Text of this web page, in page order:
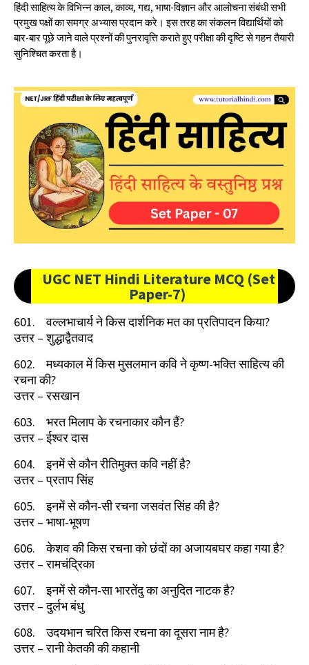
हिंदी साहित्य के विभिन्न काल, काव्य, गद्य, भाषा-विज्ञान और आलोचना संबंधी सभी
प्रमुख पक्षों का समग्र अभ्यास प्रदान करे। इस तरह का संकलन विद्यार्थियों को
बार-बार पूछे जाने वाले प्रश्नों की पुनरावृत्ति कराते हुए परीक्षा की दृष्टि से गहन तैयारी
सुनिश्चित करता है।
UGC NET Hindi Literature MCQ (Set
Paper-7)
601. वल्लभाचार्य ने किस दार्शनिक मत का प्रतिपादन किया?
उत्तर –शुद्धाद्वैतवाद
602.
मध्यकाल में किस मुसलमान कवि ने कृष्ण-भक्ति साहित्य की
रचना की?
उत्तर –रसखान
603.
भरत मिलाप के रचनाकार कौन हैं?
उत्तर –ईश्वर दास
604.
इनमें से कौन रीतिमुक्त कवि नहीं है?
उत्तर –प्रताप सिंह
605.
इनमें से कौन-सी रचना जसवंत सिंह की है?
उत्तर – भाषा-भूषण
606.
केशव की किस रचना को छंदों का अजायबघर कहा गया है?
उत्तर –रामचंद्रिका
607.
इनमें से कौन-सा भारतेंदु का अनुदित नाटक है?
उत्तर –दुर्लभ बंधु
608.
उदयभान चरित किस रचना का दूसरा नाम है?
उत्तर –रानी केतकी की कहानी